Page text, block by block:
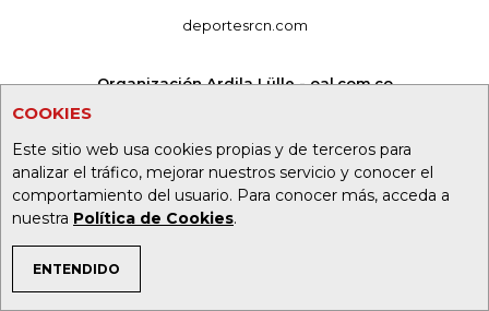
COOKIES
Este sitio web usa cookies propias y de terceros para
analizar el tráfico, mejorar nuestros servicio y conocer el
comportamiento del usuario. Para conocer más, acceda a
nuestra Política de Cookies.
ENTENDIDO
TEMAS DE INTERÉS
deportesrcn.com
Organización Ardila Lülle - oal.com.co